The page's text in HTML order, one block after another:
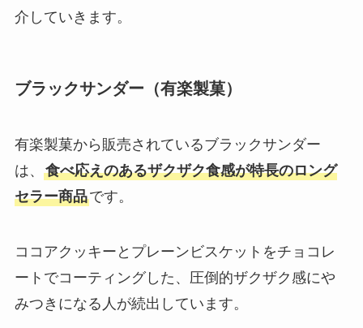
介していきます。
ブラックサンダー（有楽製菓）
有楽製菓から販売されているブラックサンダー
は、 食べ応えのあるザクザク食感が特長のロング
セラー商品です。
ココアクッキーとプレーンビスケットをチョコレ
ートでコーティングした、圧倒的ザクザク感にや
みつきになる人が続出しています。